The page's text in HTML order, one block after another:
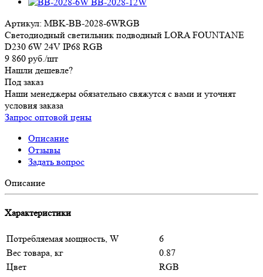
Артикул: MBK-BB-2028-6WRGB
Светодиодный светильник подводный LORA FOUNTANE
D230 6W 24V IP68 RGB
9 860 руб./шт
Нашли дешевле?
Под заказ
Наши менеджеры обязательно свяжутся с вами и уточнят
условия заказа
Запрос оптовой цены
Описание
Отзывы
Задать вопрос
Описание
Характеристики
Потребляемая мощность, W
6
Вес товара, кг
0.87
Цвет
RGB